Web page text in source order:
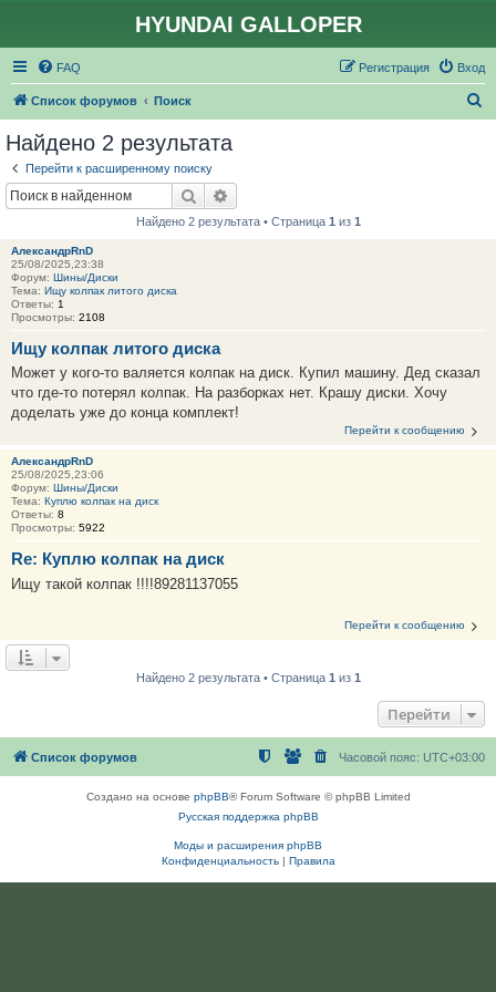
HYUNDAI GALLOPER
FAQ Вход
Регистрация
Список форумов Поиск
Найдено 2 результата
Перейти к расширенному поиску
Поиск
Найдено 2 результата • Страница 1 из 1
АлександрRnD
25/08/2025,23:38
Форум: Шины/Диски
Тема: Ищу колпак литого диска
Ответы: 1
Просмотры: 2108
Ищу колпак литого диска
Может у кого-то валяется колпак на диск. Купил машину. Дед сказал
что где-то потерял колпак. На разборках нет. Крашу диски. Хочу
доделать уже до конца комплект!
Перейти к сообщению
АлександрRnD
25/08/2025,23:06
Форум: Шины/Диски
Тема: Куплю колпак на диск
Ответы: 8
Просмотры: 5922
Re: Куплю колпак на диск
Ищу такой колпак !!!!89281137055
Перейти к сообщению
Найдено 2 результата • Страница 1 из 1
Перейти
Список форумов Часовой пояс: UTC+03:00
Создано на основе phpBB® Forum Software © phpBB Limited
Русская поддержка phpBB
Моды и расширения phpBB
Конфиденциальность| Правила